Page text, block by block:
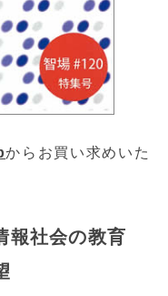
からお買い求めいた
報社会の教育